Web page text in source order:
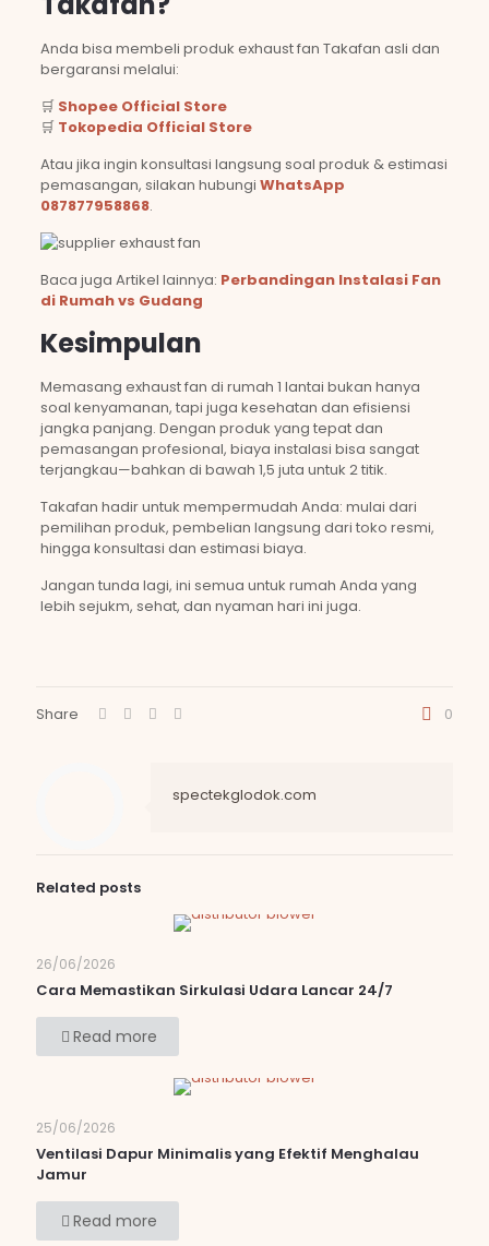
Anda bisa membeli produk exhaust fan Takafan asli dan
bergaransi melalui:
🛒 Shopee Official Store
🛒 Tokopedia Official Store
Atau jika ingin konsultasi langsung soal produk & estimasi
pemasangan, silakan hubungi WhatsApp
087877958868.
Baca juga Artikel lainnya: Perbandingan Instalasi Fan
di Rumah vs Gudang
Kesimpulan
Memasang exhaust fan di rumah 1 lantai bukan hanya
soal kenyamanan, tapi juga kesehatan dan efisiensi
jangka panjang. Dengan produk yang tepat dan
pemasangan profesional, biaya instalasi bisa sangat
terjangkau—bahkan di bawah 1,5 juta untuk 2 titik.
Takafan hadir untuk mempermudah Anda: mulai dari
pemilihan produk, pembelian langsung dari toko resmi,
hingga konsultasi dan estimasi biaya.
Jangan tunda lagi, ini semua untuk rumah Anda yang
lebih sejukm, sehat, dan nyaman hari ini juga.
Share 0
spectekglodok.com
Related posts
26/06/2026
Cara Memastikan Sirkulasi Udara Lancar 24/7
Read more
25/06/2026
Ventilasi Dapur Minimalis yang Efektif Menghalau
Jamur
Read more